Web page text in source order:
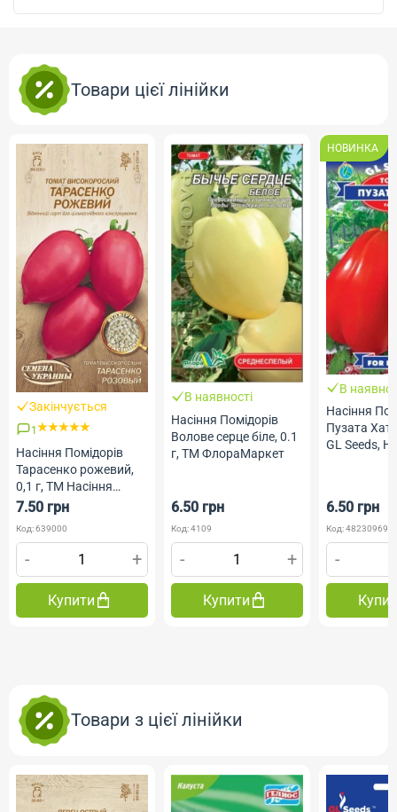
Товари цієї лінійки
Закінчується
1
Насіння Помідорів
Тарасенко рожевий,
0,1 г, ТМ Насіння
України
7.50 грн
Код: 639000
- +
Купити
В наявності
Насіння Помідорів
Волове серце біле, 0.1
г, ТМ ФлораМаркет
6.50 грн
Код: 4109
- +
Купити
НОВИНКА
В
Насіння
Пузата
GL Seeds,
6.50 грн
Код:
-
Товари з цієї лінійки